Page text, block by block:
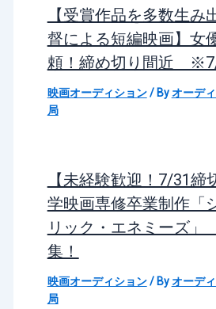
【受賞作品を多数生み
督による短編映画】女
頼！締め切り間近
映画オーディション/ Byオーデ
局
【未経験歓迎！7/31締
学映画専修卒業制作「
リック・エネミーズ
集！
映画オーディション/ Byオーデ
局